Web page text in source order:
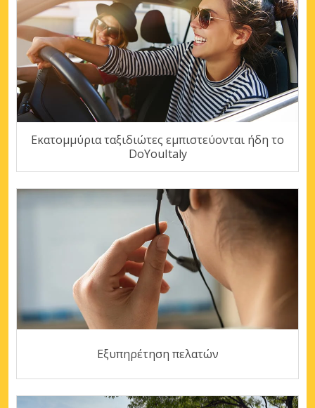
Εκατομμύρια ταξιδιώτες εμπιστεύονται ήδη το
DoYouItaly
Εξυπηρέτηση πελατών